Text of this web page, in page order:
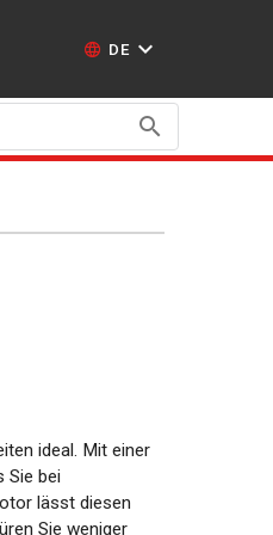
DE
ideal. Mit einer
Sie bei
lässt diesen
Sie weniger